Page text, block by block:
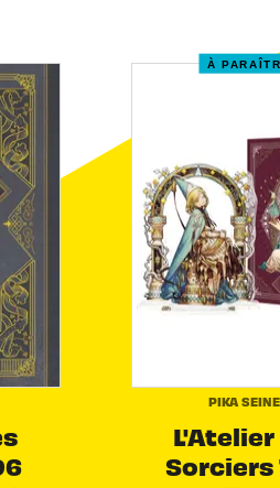
À
PIKA
L'Atelier
Sorciers